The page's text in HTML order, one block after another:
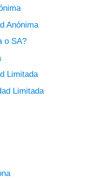
Anónima
o SA?
Limitada
Limitada